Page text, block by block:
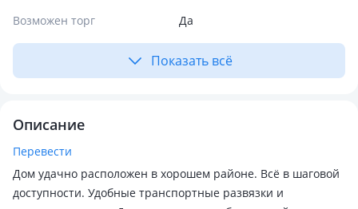
Возможен торг
Да
Показать всё
Описание
Перевести
Дом удачно расположен в хорошем районе. Всё в шаговой
доступности. Удобные транспортные развязки и